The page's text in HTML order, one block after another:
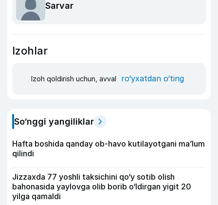
Sarvar
Izohlar
Izoh qoldirish uchun, avval ro‘yxatdan o‘ting
So‘nggi yangiliklar
Hafta boshida qanday ob-havo kutilayotgani ma’lum
qilindi
Jizzaxda 77 yoshli taksichini qo‘y sotib olish
bahonasida yaylovga olib borib o‘ldirgan yigit 20
yilga qamaldi